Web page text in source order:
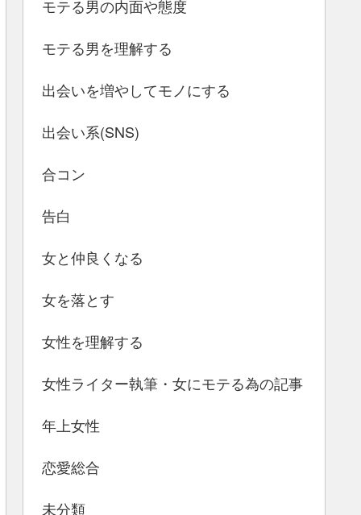
モテる男の内面や態度
モテる男を理解する
出会いを増やしてモノにする
出会い系(SNS)
合コン
告白
女と仲良くなる
女を落とす
女性を理解する
女性ライター執筆・女にモテる為の記事
年上女性
恋愛総合
未分類